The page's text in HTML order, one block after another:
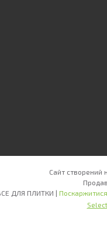
Сайт створений
ВСЕ ДЛЯ ПЛИТКИ |